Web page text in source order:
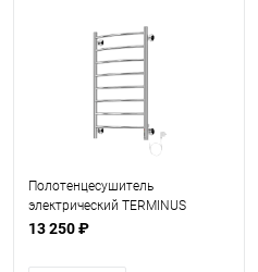
Полотенцесушитель
электрический TERMINUS
Классик П 8 500х850
13 250 ₽